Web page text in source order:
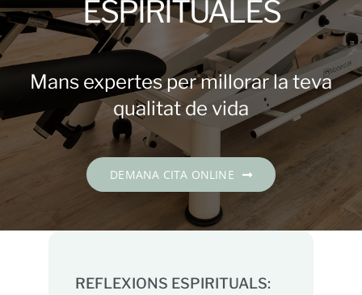
Contacte
DEMANA CITA
Català
ESPIRITUALES
Mans expertes per millorar la teva
qualitat de vida
DEMANA CITA ONLINE
REFLEXIONS ESPIRITUALS: